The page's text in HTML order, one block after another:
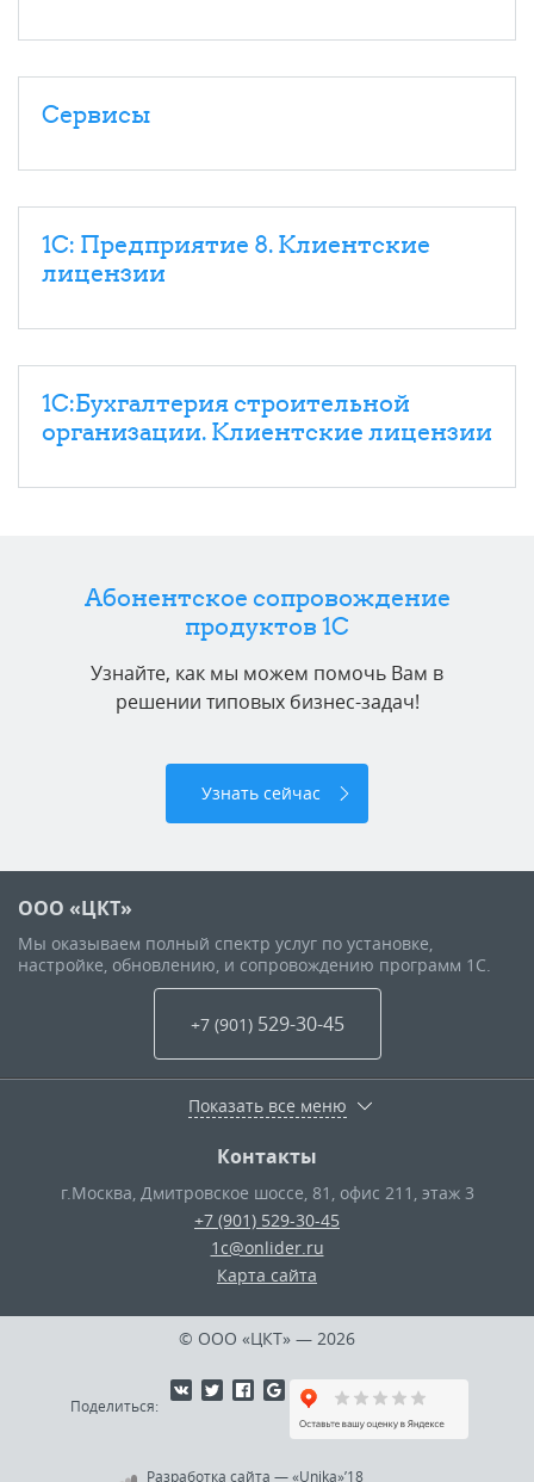
Сервисы
1С: Предприятие 8. Клиентские
лицензии
1С:Бухгалтерия строительной
организации. Клиентcкие лицензии
Абонентское сопровождение
продуктов 1C
Узнайте, как мы можем помочь Вам в
решении типовых бизнес-задач!
Узнать сейчас
ООО «ЦКТ»
Мы оказываем полный спектр услуг по установке,
настройке, обновлению, и сопровождению программ 1С.
+7 (901) 529-30-45
Показать все меню
Контакты
г.Москва Дмитровское шоссе, 81, офис 211, этаж 3
+7 (901) 529-30-45
1c@onlider.ru
Карта сайта
© ООО «ЦКТ» — 2026
Поделиться:
Разработка сайта —«Unika»’18